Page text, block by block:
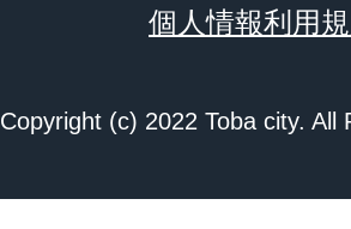
個人情報利用
Copyright (c) 2022 Toba city. All